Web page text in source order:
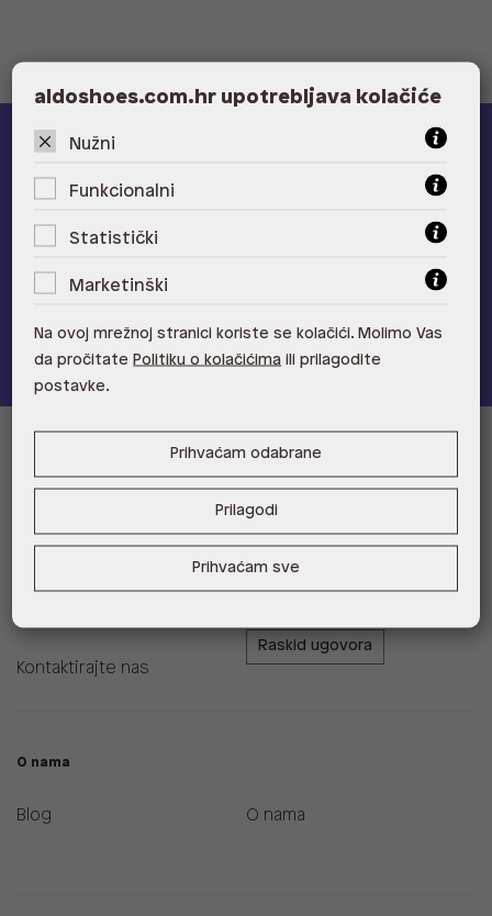
Učlani se u ALDO A-list program vjernosti
Pridružite se
Kontaktirajte nas
Prodajna mjesta
ALDO A-List program
vjernosti
Raskid ugovora
O nama
Blog O nama
aldoshoes.com.hr upotrebljava kolačiće
Nužni
Funkcionalni
Statistički
Marketinški
Na ovoj mrežnoj stranici koriste se kolačići. Molimo Vas
da pročitate Politiku o kolačićima ili prilagodite
postavke.
Prihvaćam odabrane
Prilagodi
Prihvaćam sve